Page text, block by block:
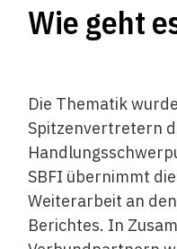
Wie geht
Die Thematik
Spitzenvertretern
SBFI übernimmt
Weiterarbeit an
Berichtes. In